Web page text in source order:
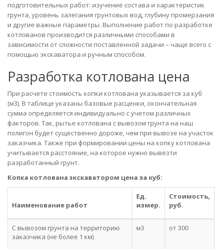
подготовительных работ: изучение состава и характеристик
грунта, уровень залегания грунтовых вод, глубину промерзания
и другие важные параметры. Выполнение работ по разработке
котлованов производится различными способами в
зависимости от сложности поставленной задачи – чаще всего с
помощью экскаватора и ручным способом.
Разработка котлована цена
При расчете стоимость копки котлована указывается за куб
(м3). В таблице указаны базовые расценки, окончательная
сумма определяется индивидуально с учетом различных
факторов. Так, рытье котлована с вывозом грунта на наш
полигон будет существенно дороже, чем при вывозе на участок
заказчика. Также при формировании цены на копку котлована
учитывается расстояние, на которое нужно вывезти
разработанный грунт.
Копка котлована экскаватором цена за куб:
Наименование работ
Ед.
измер.
Стоимость,
руб.
С вывозом грунта на территорию
заказчика (не более 1 км)
м3 от 300